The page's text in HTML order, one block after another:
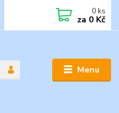
Menu
0 ks
za 0 Kč